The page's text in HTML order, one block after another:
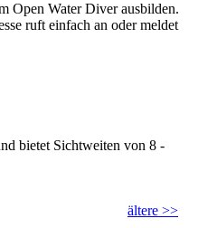
Open Water Diver ausbilden.
ruft einfach an oder meldet
bietet Sichtweiten von 8 -
ältere >>